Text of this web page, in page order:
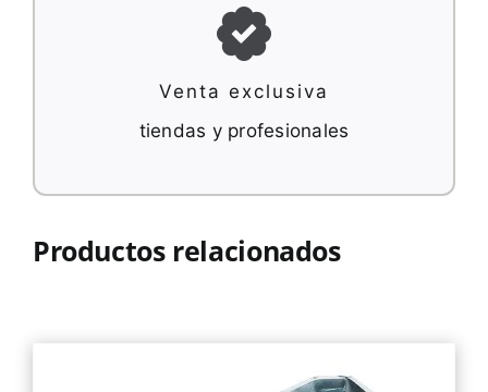
Venta exclusiva
tiendas y profesionales
Productos relacionados